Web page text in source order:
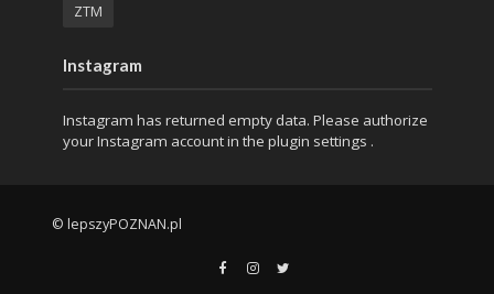
ZTM
Instagram
Instagram has returned empty data. Please authorize
your Instagram account in the plugin settings .
© lepszyPOZNAN.pl